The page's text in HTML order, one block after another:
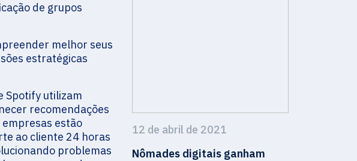
de grupos
melhor seus
estratégicas
Spotify utilizam
recomendações
estão
ao cliente 24 horas
problemas
12 de abril de 2021
Nômades digitais ganham